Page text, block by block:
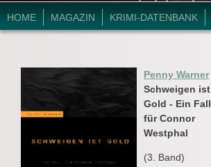
HOME MAGAZIN KRIMI-DATENBANK
Penny Warner
Schweigen ist
Gold - Ein Fall
für Connor
Westphal
(3. Band)